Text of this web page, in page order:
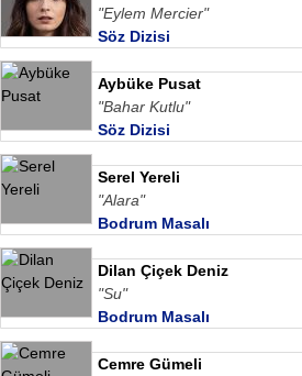
"Eylem Mercier"
Söz Dizisi
Aybüke Pusat
"Bahar Kutlu"
Söz Dizisi
Serel Yereli
"Alara"
Bodrum Masalı
Dilan Çiçek Deniz
"Su"
Bodrum Masalı
Cemre Gümeli